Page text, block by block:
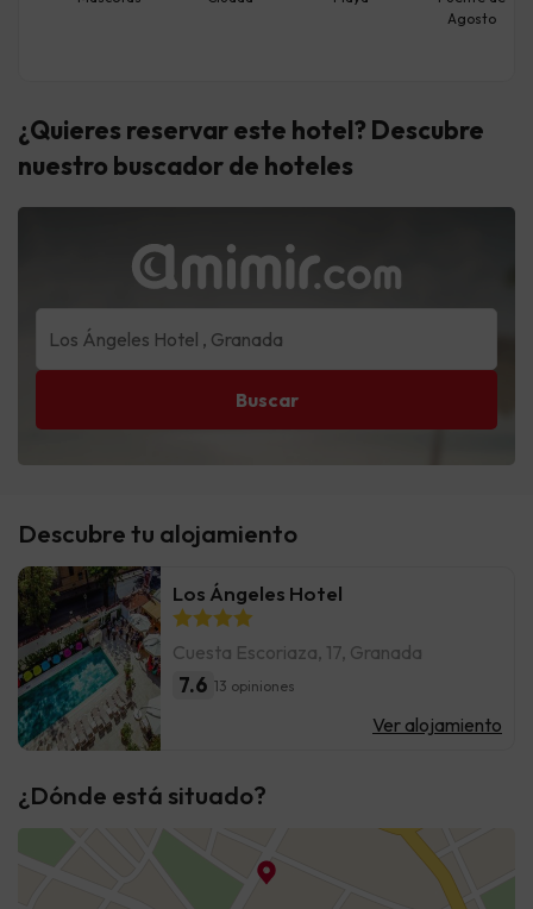
Descubre tu alojamiento
Los Ángeles Hotel
Cuesta Escoriaza, 17, Granada
7.6 13 opiniones
Ver alojamiento
¿Dónde está situado?
Agosto
¿Quieres reservar este hotel? Descubre
nuestro buscador de hoteles
Buscar